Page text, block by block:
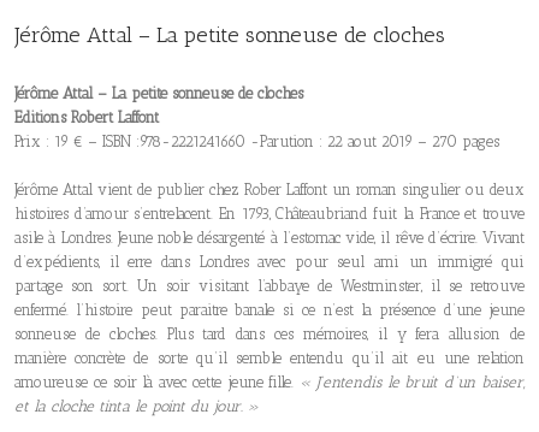
Jérôme Attal – La petite sonneuse de cloches
Jérôme Attal – La petite sonneuse de cloches
Editions Robert Laffont
Prix : 19 € – ISBN :978-2221241660 -Parution : 22 aout 2019 – 270 pages
Jérôme Attal vient de publier chez Rober Laffont un roman singulier ou deux
histoires d’amour s’entrelacent. En 1793, Châteaubriand fuit la France et trouve
asile à Londres. Jeune noble désargenté à l’estomac vide, il rêve d’écrire. Vivant
d’expédients, il erre dans Londres avec pour seul ami un immigré qui
partage son sort. Un soir visitant l’abbaye de Westminster, il se retrouve
enfermé. l’histoire peut paraitre banale si ce n’est la présence d’une jeune
sonneuse de cloches. Plus tard dans ces mémoires, il y fera allusion de
manière concrète de sorte qu’il semble entendu qu’il ait eu une relation
amoureuse ce soir là avec cette jeune fille. « J’entendis le bruit d’un baiser,
et la cloche tinta le point du jour. »